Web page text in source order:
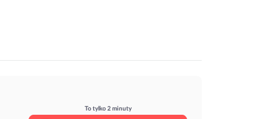
To tylko 2 minuty